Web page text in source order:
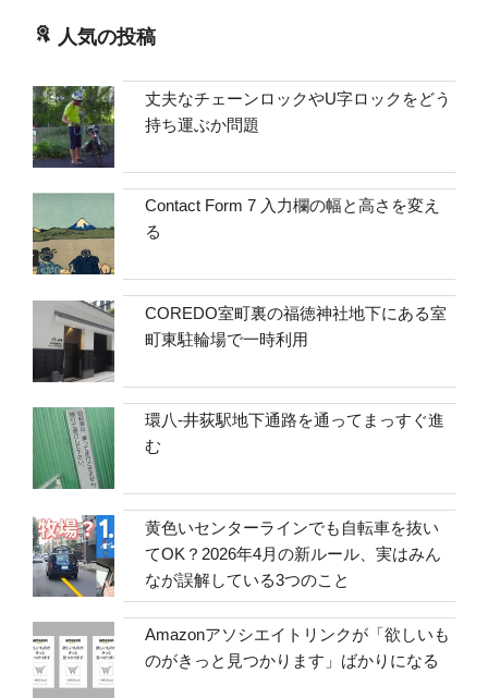
人気の投稿
丈夫なチェーンロックやU字ロックをどう
持ち運ぶか問題
Contact Form 7 入力欄の幅と高さを変え
る
COREDO室町裏の福徳神社地下にある室
町東駐輪場で一時利用
環八-井荻駅地下通路を通ってまっすぐ進
む
黄色いセンターラインでも自転車を抜い
てOK？2026年4月の新ルール、実はみん
なが誤解している3つのこと
Amazonアソシエイトリンクが「欲しいも
のがきっと見つかります」ばかりになる